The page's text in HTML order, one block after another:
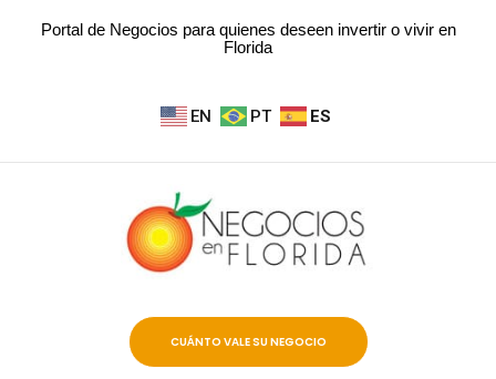
Portal de Negocios para quienes deseen invertir o vivir en
Florida
EN PT ES
CUÁNTO VALE SU NEGOCIO